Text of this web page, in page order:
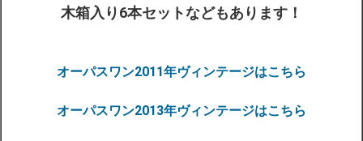
木箱入り6本セットなどもあります！
オーパスワン2011年ヴィンテージはこちら
オーパスワン2013年ヴィンテージはこちら